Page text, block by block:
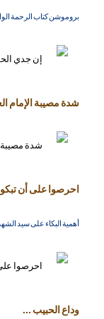
بروموشن كتاب الرحمة
شدة مصيبة الإمام
احرصوا على أن
أهمية البكاء على سيد
وداع الحبيب ...